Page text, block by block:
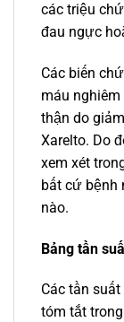
các triệu
đau ngực
Các biến
máu
thận do
Xarelto. Do
xem xét
bất cứ bệnh
nào.
Bảng tần
Các tần
tóm tắt